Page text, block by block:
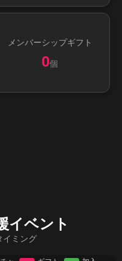
メンバーシップギフト
0個
イベント
イミング